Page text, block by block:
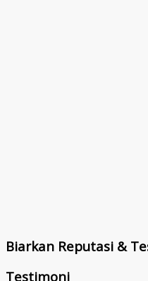
Biarkan Reputasi &
Testimoni